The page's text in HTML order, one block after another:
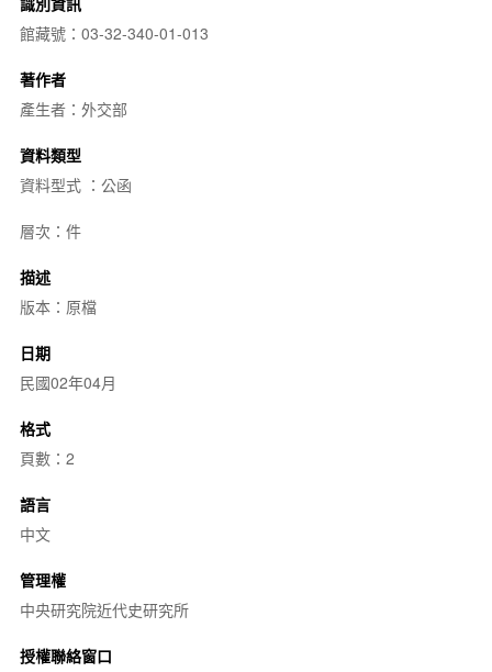
館藏號：03-32-340-01-013
著作者
產生者：外交部
資料類型
資料型式 ：公函
層次：件
描述
版本：原檔
日期
民國02年04月
格式
頁數：2
語言
中文
管理權
中央研究院近代史研究所
授權聯絡窗口